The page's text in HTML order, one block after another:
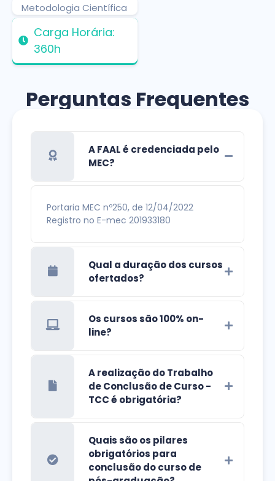
Metodologia Científica
Carga Horária:
360h
Perguntas Frequentes
A FAAL é credenciada pelo
MEC?
Portaria MEC nº250, de 12/04/2022
Registro no E-mec 201933180
Qual a duração dos cursos
ofertados?
Os cursos são 100% on-
line?
A realização do Trabalho
de Conclusão de Curso -
TCC é obrigatória?
Quais são os pilares
obrigatórios para
conclusão do curso de